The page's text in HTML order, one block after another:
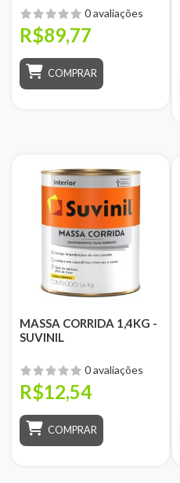
0 avaliações
R$89,77
COMPRAR
MASSA CORRIDA 1,4KG -
SUVINIL
0 avaliações
R$12,54
COMPRAR